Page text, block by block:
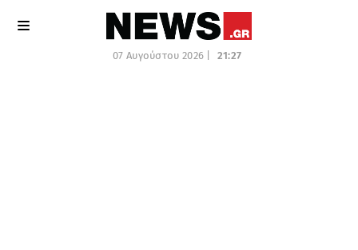
07 Αυγούστου 2026 | 21:27